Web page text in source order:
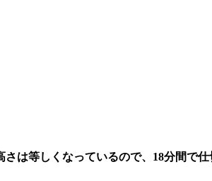
は等しくなっているので、18分間で